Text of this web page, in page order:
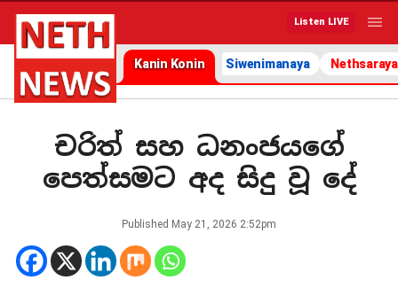
Listen LIVE
Kanin Konin Siwenimanaya Nethsaraya
චරිත් සහ ධනංජයගේ
පෙත්සමට අද සිදු වූ දේ
Published May 21, 2026 2:52pm